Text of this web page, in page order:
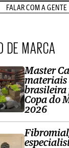
FALAR COM A GENTE
DE MARCA
Master
brasileira
Copa do
2026